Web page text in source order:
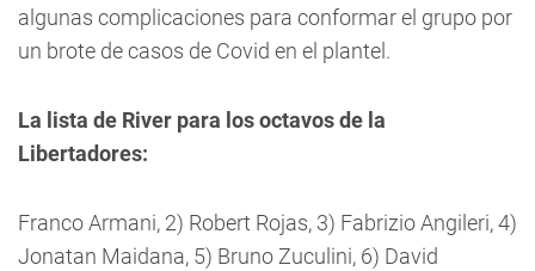
algunas complicaciones para conformar el grupo por
un brote de casos de Covid en el plantel.
La lista de River para los octavos de la
Libertadores:
Franco Armani, 2) Robert Rojas, 3) Fabrizio Angileri, 4)
Jonatan Maidana, 5) Bruno Zuculini, 6) David